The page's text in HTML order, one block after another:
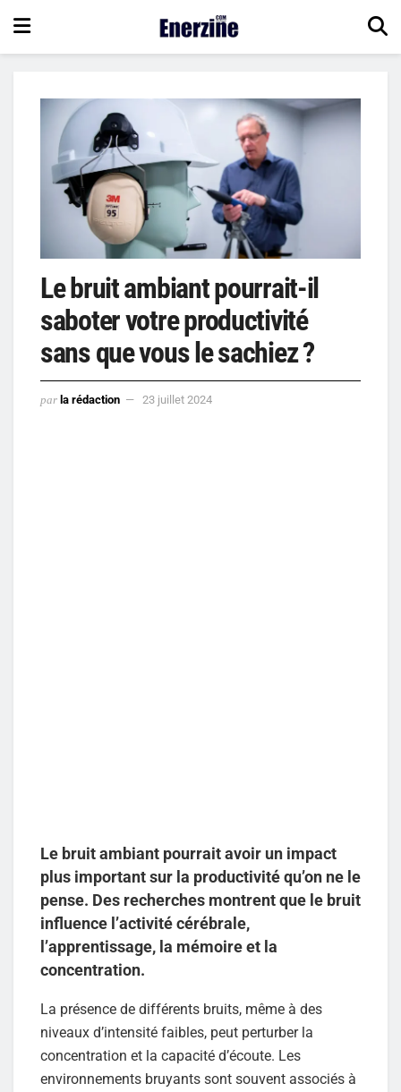
Le bruit ambiant pourrait-il
saboter votre productivité
sans que vous le sachiez ?
par la rédaction 23 juillet 2024
Le bruit ambiant pourrait avoir un impact
plus important sur la productivité qu’on ne le
pense. Des recherches montrent que le bruit
influence l’activité cérébrale,
l’apprentissage, la mémoire et la
concentration.
La présence de différents bruits, même à des
niveaux d’intensité faibles, peut perturber la
concentration et la capacité d’écoute. Les
environnements bruyants sont souvent associés à